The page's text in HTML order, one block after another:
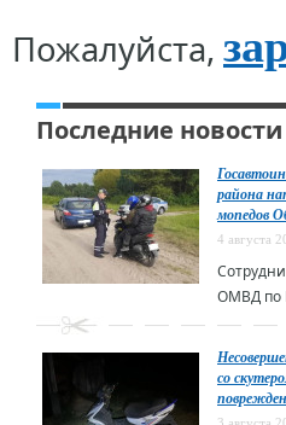
Пожалуйста,
Последние новости
района
мопедов
4 августа
ОМВД по
со